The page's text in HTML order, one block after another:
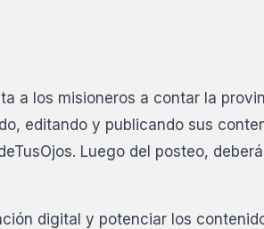
a los misioneros a contar la
editando y publicando sus
Luego del posteo,
digital y potenciar los